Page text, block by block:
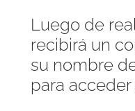
Luego de
recibirá un
su nombre
para acceder